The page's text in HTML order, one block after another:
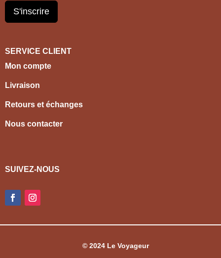
S'inscrire
SERVICE CLIENT
Mon compte
Livraison
Retours et échanges
Nous contacter
SUIVEZ-NOUS
© 2024 Le Voyageur